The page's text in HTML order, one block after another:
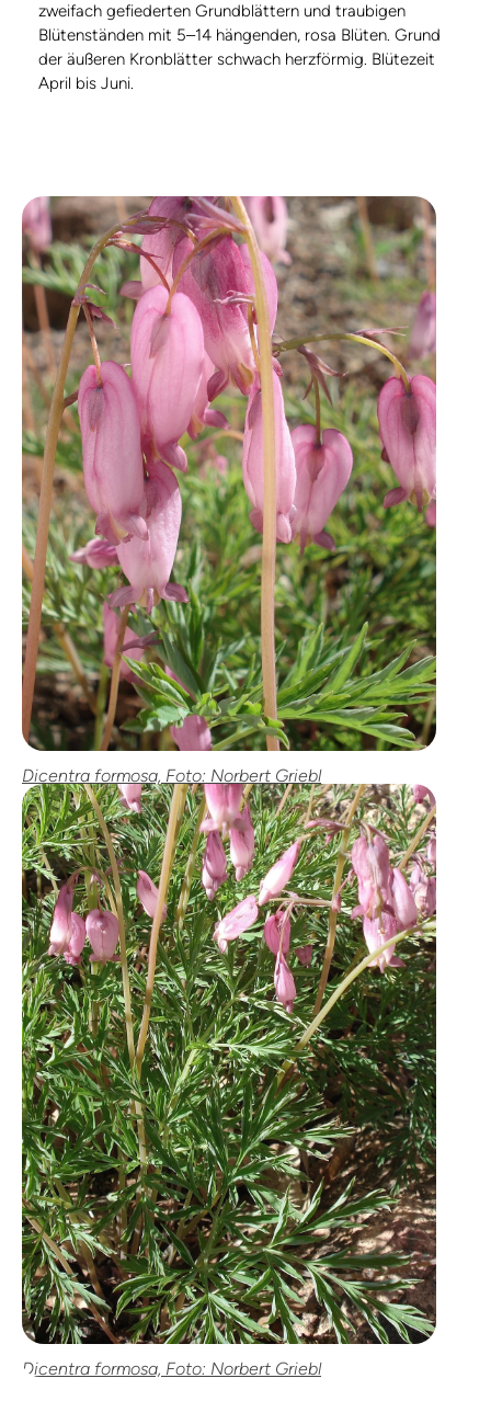
zweifach gefiederten Grundblättern und traubigen
Blütenständen mit 5–14 hängenden, rosa Blüten. Grund
der äußeren Kronblätter schwach herzförmig. Blütezeit
April bis Juni.
Dicentra formosa, Foto: Norbert Griebl
Dicentra formosa, Foto: Norbert Griebl